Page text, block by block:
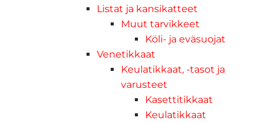
Listat ja kansikatteet
Muut tarvikkeet
Köli- ja eväsuojat
Venetikkaat
Keulatikkaat, -tasot ja
varusteet
Kasettitikkaat
Keulatikkaat